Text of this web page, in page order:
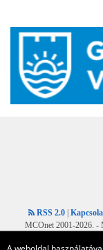
RSS 2.0
MCOnet 2001-2026. -